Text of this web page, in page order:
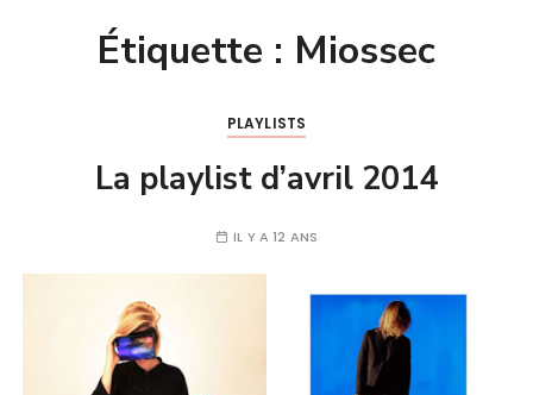
Étiquette : Miossec
PLAYLISTS
La playlist d’avril 2014
IL Y A 12 ANS